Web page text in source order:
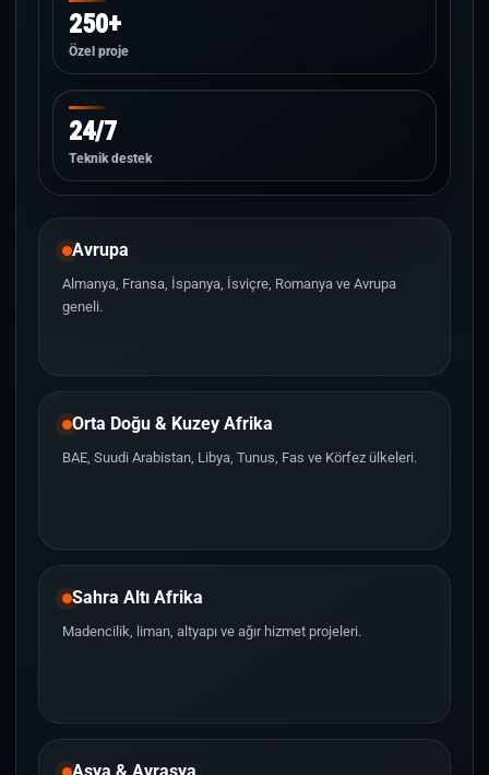
250+
Özel proje
24/7
Teknik destek
Avrupa
Almanya, Fransa, İspanya, İsviçre, Romanya ve Avrupa
geneli.
Orta Doğu & Kuzey Afrika
BAE, Suudi Arabistan, Libya, Tunus, Fas ve Körfez ülkeleri.
Sahra Altı Afrika
Madencilik, liman, altyapı ve ağır hizmet projeleri.